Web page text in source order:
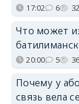
17:02 6
Что может
20:00 5
Почему у
связь вела